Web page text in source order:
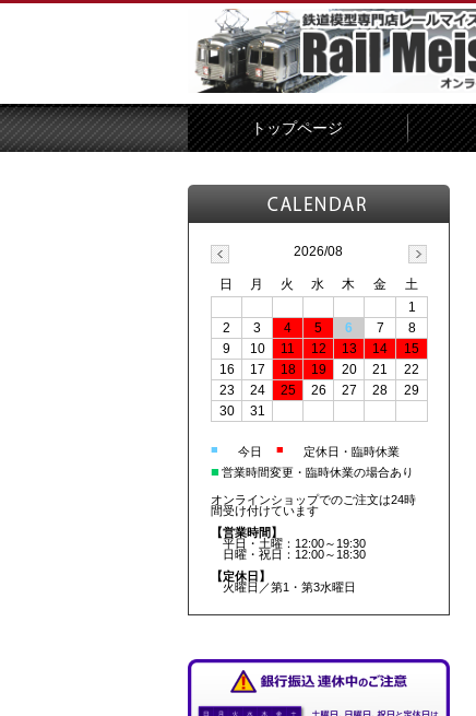
トップページ
2026/08
日 月 火 水 木 金
土
1
2
3 4 5 6 7
8
9
10 11 12 13 14
15
16
17 18 19 20 21
22
23
24 25 26 27 28
29
30
31
■ 今日 ■ 定休日・臨時休業
■ 営業時間変更・臨時休業の場合あり
オンラインショップでのご注文は24時
間受け付けています
【営業時間】
平日・土曜：12:00～19:30
日曜・祝日：12:00～18:30
【定休日】
火曜日／第1・第3水曜日